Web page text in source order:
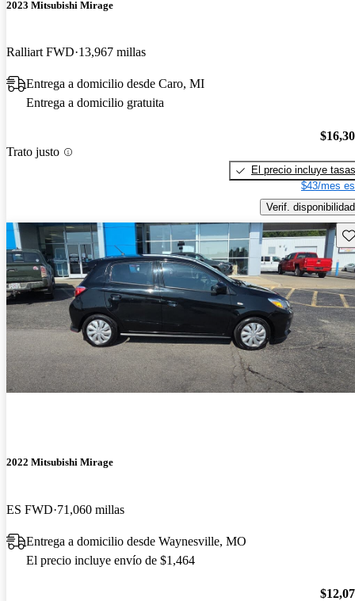
2023 Mitsubishi Mirage
Ralliart FWD 13,967 millas
Entrega a domicilio desde Caro, MI
Entrega a domicilio gratuita
Trato justo
El precio incluye tasas
$43/mes
Verif. disponibilidad
2022 Mitsubishi Mirage
ES FWD 71,060 millas
Entrega a domicilio desde Waynesville, MO
El precio incluye envío de $1,464